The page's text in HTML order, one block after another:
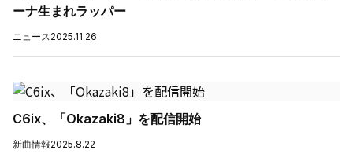
ーナ生まれラッパー
ニュース2025.11.26
C6ix、「Okazaki8」を配信開始
新曲情報2025.8.22